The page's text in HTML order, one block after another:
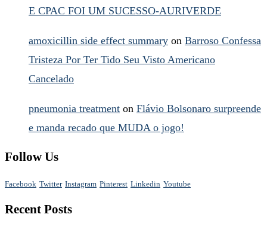
E CPAC FOI UM SUCESSO-AURIVERDE
amoxicillin side effect summary on Barroso Confessa
Tristeza Por Ter Tido Seu Visto Americano
Cancelado
pneumonia treatment on Flávio Bolsonaro surpreende
e manda recado que MUDA o jogo!
Follow Us
Facebook Twitter Instagram Pinterest Linkedin Youtube
Recent Posts